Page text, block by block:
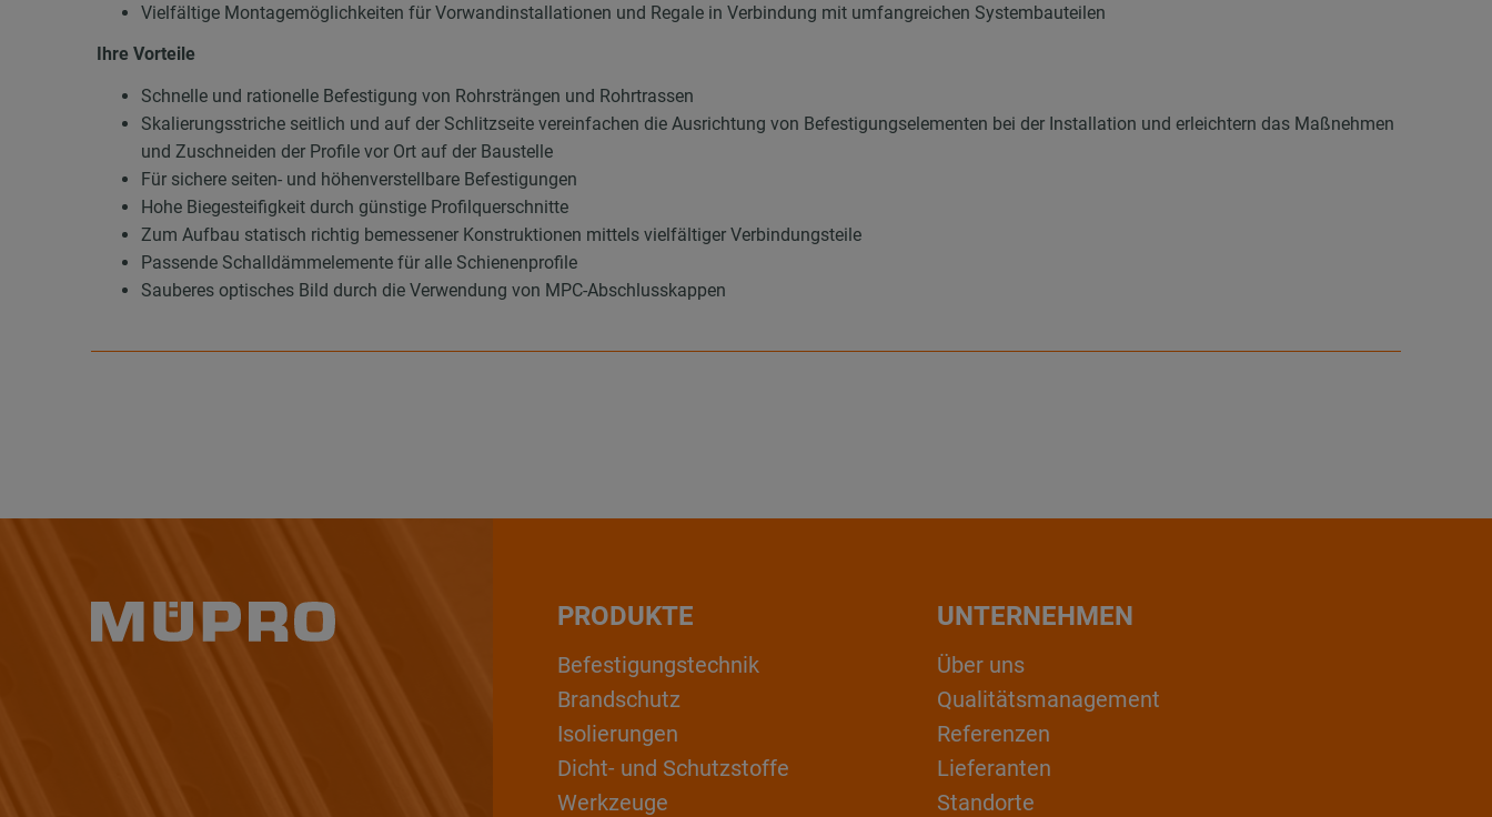
Vielfältige Montagemöglichkeiten für Vorwandinstallationen und Regale in Verbindung mit umfangreichen Systembauteilen
Ihre Vorteile
Schnelle und rationelle Befestigung von Rohrsträngen und Rohrtrassen
Skalierungsstriche seitlich und auf der Schlitzseite vereinfachen die Ausrichtung von Befestigungselementen bei der Installation und erleichtern das Maßnehmen
und Zuschneiden der Profile vor Ort auf der Baustelle
Für sichere seiten- und höhenverstellbare Befestigungen
Hohe Biegesteifigkeit durch günstige Profilquerschnitte
Zum Aufbau statisch richtig bemessener Konstruktionen mittels vielfältiger Verbindungsteile
Passende Schalldämmelemente für alle Schienenprofile
Sauberes optisches Bild durch die Verwendung von MPC-Abschlusskappen
PRODUKTE
Befestigungstechnik
Brandschutz
Isolierungen
Dicht- und Schutzstoffe
Werkzeuge
UNTERNEHMEN
Über uns
Qualitätsmanagement
Referenzen
Lieferanten
Standorte